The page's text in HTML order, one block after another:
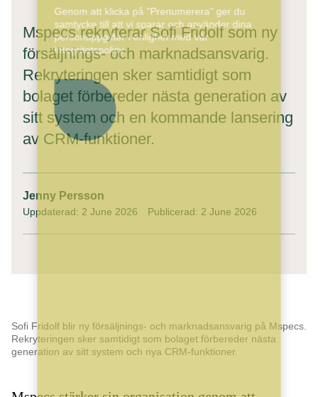
Mspecs rekryterar Sofi Fridolf som ny
försäljnings- och marknadsansvarig.
Rekryteringen sker samtidigt som
bolaget förbereder nästa generation av
sitt system och en kommande lansering
av CRM-funktioner.
Jenny Persson
Uppdaterad: 2 June 2026 Publicerad: 2 June 2026
Sofi Fridolf blir ny försäljnings- och marknadsansvarig på Mspecs.
Rekryteringen sker samtidigt som bolaget förbereder nästa
generation av sitt system och nya CRM-funktioner.
Genom att klicka på "Prenumerera" ger du
samtycke till att vi sparar och använder dina
personuppgifter i enlighet med vår
integritetspolicy.